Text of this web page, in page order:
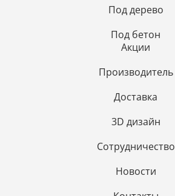
Под дерево
Под бетон
Акции
Производитель
Доставка
3D дизайн
Сотрудничество
Новости